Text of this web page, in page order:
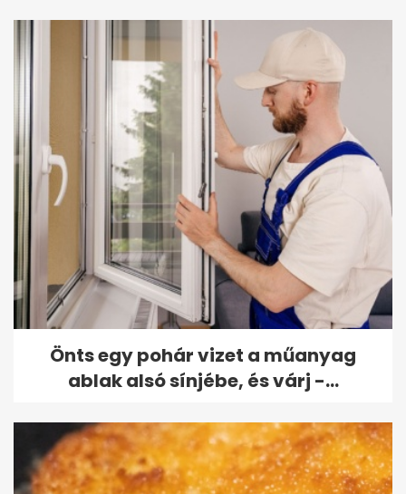
Önts egy pohár vizet a műanyag
ablak alsó sínjébe, és várj -...